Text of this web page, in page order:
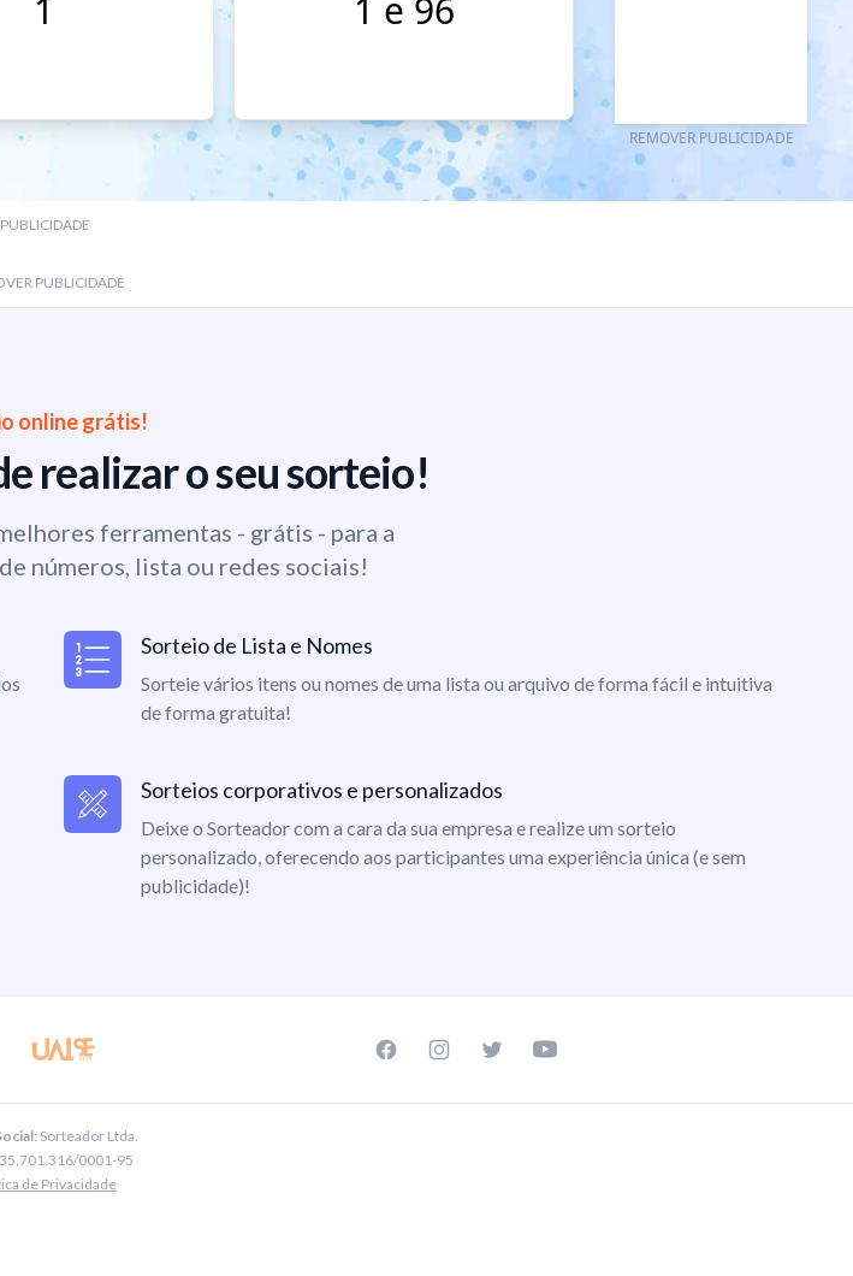
1 1 e 96
REMOVER PUBLICIDADE
PUBLICIDADE
PUBLICIDADE
online grátis!
realizar o seu sorteio!
ferramentas - grátis - para a
números, lista ou redes sociais!
Sorteio de Lista e Nomes
Sorteie vários itens ou nomes de uma lista ou arquivo de forma fácil e intuitiva
de forma gratuita!
Sorteios corporativos e personalizados
Deixe o Sorteador com a cara da sua empresa e realize um sorteio
personalizado, oferecendo aos participantes uma experiência única (e sem
publicidade)!
: Sorteador Ltda.
0001-95
de Privacidade